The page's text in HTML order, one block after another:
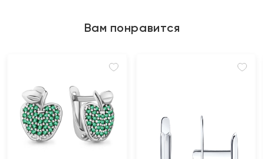
Вам понравится